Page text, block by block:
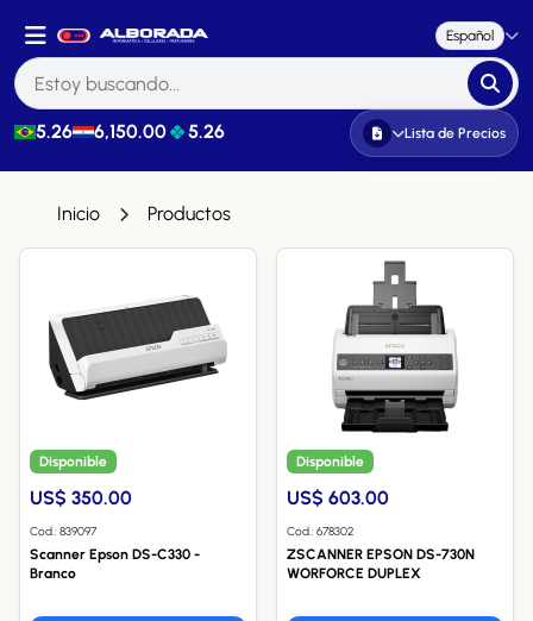
Español
5.26 6,150.00 5.26 Lista de Precios
Inicio Productos
Disponible
US$ 350.00
Cod.: 839097
Scanner Epson DS-C330 -
Branco
Disponible
US$ 603.00
Cod.: 678302
ZSCANNER EPSON DS-730N
WORFORCE DUPLEX